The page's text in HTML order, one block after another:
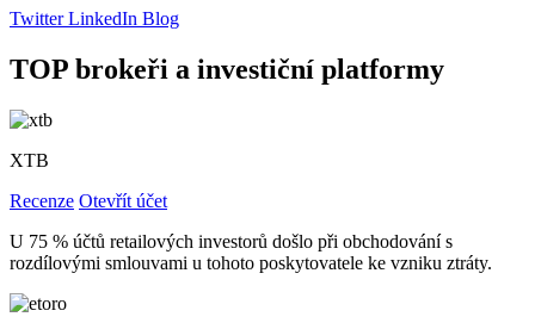
TwitterLinkedIn Blog
TOP brokeři a investiční platformy
XTB
Recenze Otevřít účet
U 75 % účtů retailových investorů došlo při obchodování s
rozdílovými smlouvami u tohoto poskytovatele ke vzniku ztráty.